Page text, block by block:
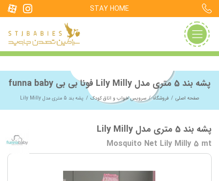
STAY HOME
پشه بند 5 متری مدل Lily Milly فونا بی بی funna baby
صفحه اصلی فروشگاه سرویس خواب و اتاق کودک پشه بند 5 متری مدل Lily Milly
پشه بند 5 متری مدل Lily Milly
Mosquito Net Lily Milly 5 mt